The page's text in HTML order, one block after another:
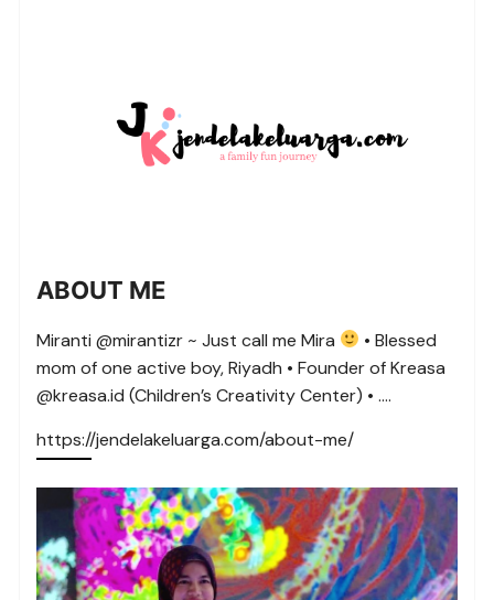
ABOUT ME
Miranti @mirantizr ~ Just call me Mira
• Blessed
mom of one active boy, Riyadh • Founder of Kreasa
@kreasa.id (Children’s Creativity Center) • ….
https://jendelakeluarga.com/about-me/